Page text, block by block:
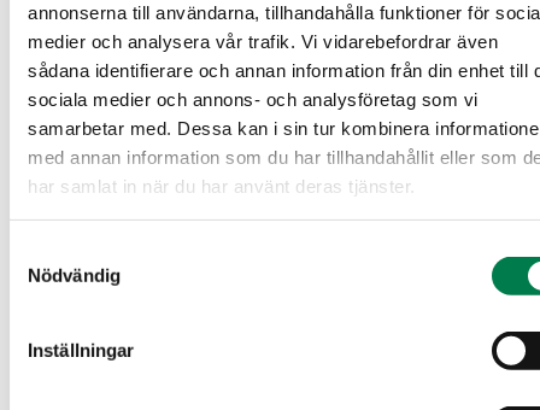
annonserna till användarna, tillhandahålla funktioner för
medier och analysera vår trafik. Vi vidarebefordrar även
sådana identifierare och annan information från din enhet till
sociala medier och annons- och analysföretag som vi
samarbetar med. Dessa kan i sin tur kombinera
med annan information som du har tillhandahållit eller som
har samlat in när du har använt deras tjänster.
Nödvändig
Inställningar
print (22).pdf (4.4 MB)
Översiktskarta
print (23).pdf (3.5 MB)